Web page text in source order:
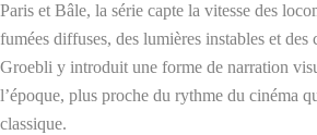
Paris et Bâle, la série capte la vitesse des
fumées diffuses, des lumières instables et des
Groebli y introduit une forme de narration
l’époque, plus proche du rythme du cinéma
classique.